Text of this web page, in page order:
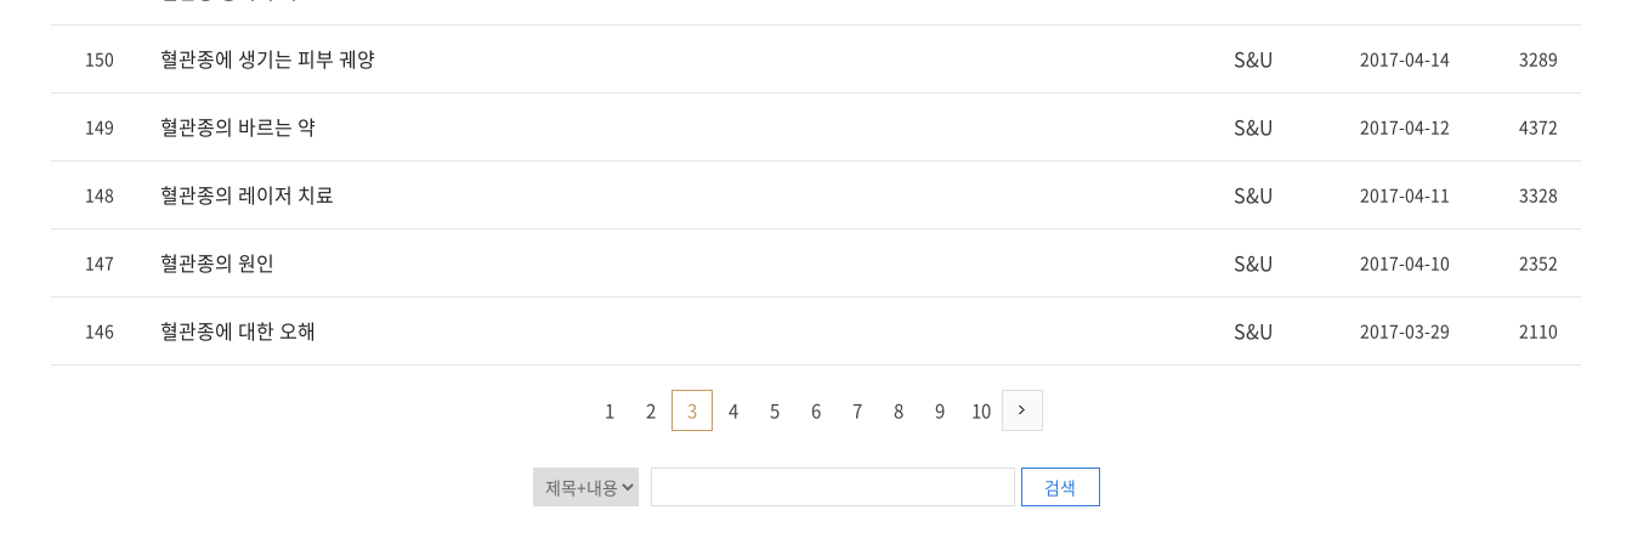
150 혈관종에 생기는 피부 궤양 S&U 2017-04-14 3289
149 혈관종의 바르는 약 S&U 2017-04-12 4372
148 혈관종의 레이저 치료 S&U 2017-04-11 3328
147 혈관종의 원인 S&U 2017-04-10 2352
146 혈관종에 대한 오해 S&U 2017-03-29 2110
1 2 3 4 5 6 7 8 9 10
검색